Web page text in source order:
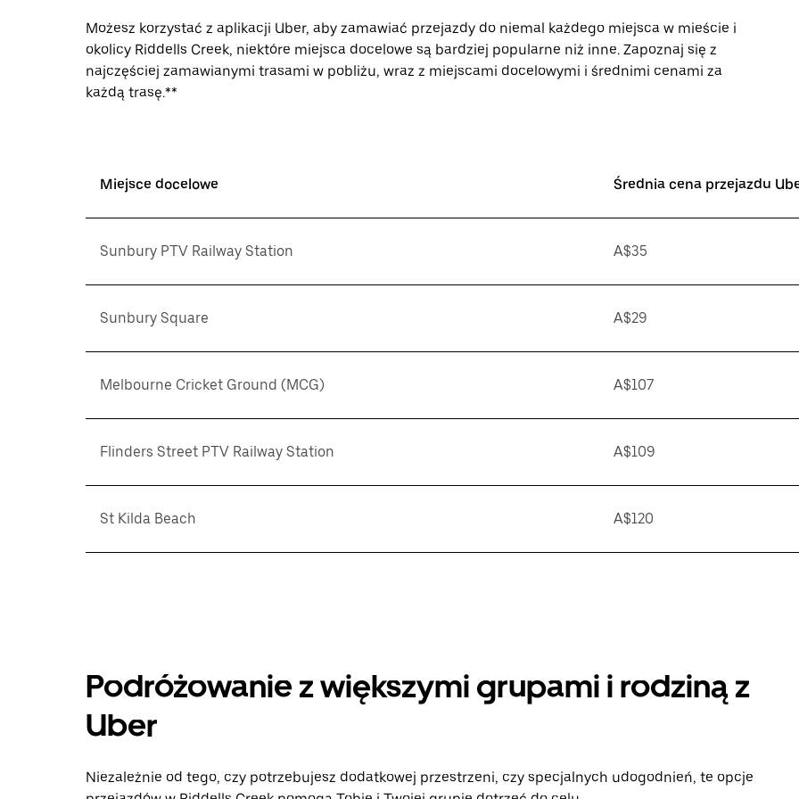
Możesz korzystać z aplikacji Uber, aby zamawiać przejazdy do niemal każdego miejsca w mieście i
okolicy Riddells Creek, niektóre miejsca docelowe są bardziej popularne niż inne. Zapoznaj się z
najczęściej zamawianymi trasami w pobliżu, wraz z miejscami docelowymi i średnimi cenami za
każdą trasę.**
Miejsce docelowe Średnia cena przejazdu
Sunbury PTV Railway Station A$35
Sunbury Square A$29
Melbourne Cricket Ground (MCG) A$107
Flinders Street PTV Railway Station A$109
St Kilda Beach A$120
Podróżowanie z większymi grupami i rodziną z
Uber
Niezależnie od tego, czy potrzebujesz dodatkowej przestrzeni, czy specjalnych udogodnień, te opcje